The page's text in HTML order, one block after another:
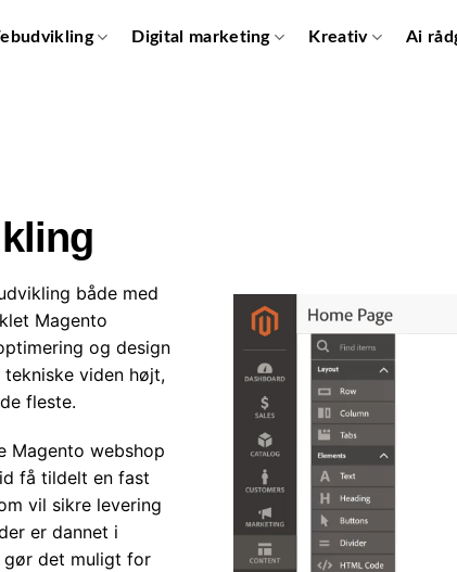
Digital marketing Kreativ Ai
både med
Magento
og design
viden højt,
fleste.
Magento webshop
få tildelt en fast
vil sikre levering
er dannet i
gør det muligt for